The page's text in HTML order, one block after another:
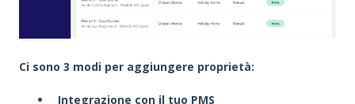
Ci sono 3 modi per aggiungere proprietà:
Integrazione con il tuo PMS